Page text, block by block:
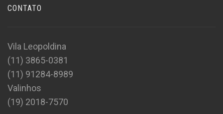
CONTATO
Vila Leopoldina
(11) 3865-0381
(11) 91284-8989
Valinhos
(19) 2018-7570